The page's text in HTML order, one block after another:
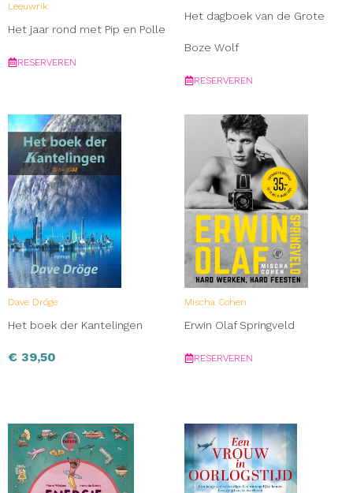
Leeuwrik
Het jaar rond met Pip en Polle
RESERVEREN
Het dagboek van de Grote
Boze Wolf
RESERVEREN
Dave Dröge
Het boek der Kantelingen
€ 39,50
Mischa Cohen
Erwin Olaf Springveld
RESERVEREN